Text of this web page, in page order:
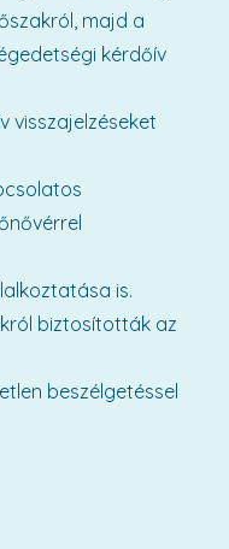
majd a
kérdőív
visszajelzéseket
is.
biztosították az
beszélgetéssel